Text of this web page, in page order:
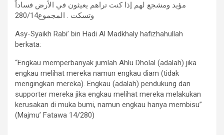
مؤيد ومشجع لهم إذا كنت تراهم يعيثون في الأرض فساداً
وتسكت . المجموع280/14
Asy-Syaikh Rabi’ bin Hadi Al Madkhaly hafizhahullah
berkata:
“Engkau memperbanyak jumlah Ahlu Dholal (adalah) jika
engkau melihat mereka namun engkau diam (tidak
mengingkari mereka). Engkau (adalah) pendukung dan
supporter mereka jika engkau melihat mereka melakukan
kerusakan di muka bumi, namun engkau hanya membisu”
(Majmu’ Fatawa 14/280)